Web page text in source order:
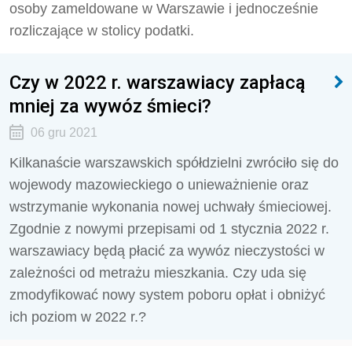
osoby zameldowane w Warszawie i jednocześnie
rozliczające w stolicy podatki.
Czy w 2022 r. warszawiacy zapłacą
mniej za wywóz śmieci?
06 gru 2021
Kilkanaście warszawskich spółdzielni zwróciło się do
wojewody mazowieckiego o unieważnienie oraz
wstrzymanie wykonania nowej uchwały śmieciowej.
Zgodnie z nowymi przepisami od 1 stycznia 2022 r.
warszawiacy będą płacić za wywóz nieczystości w
zależności od metrażu mieszkania. Czy uda się
zmodyfikować nowy system poboru opłat i obniżyć
ich poziom w 2022 r.?